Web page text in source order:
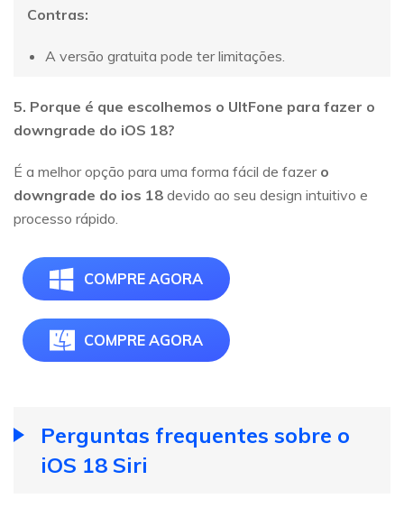
Contras:
A versão gratuita pode ter limitações.
5. Porque é que escolhemos o UltFone para fazer o
downgrade do iOS 18?
É a melhor opção para uma forma fácil de fazer o
downgrade do ios 18 devido ao seu design intuitivo e
processo rápido.
COMPRE AGORA
COMPRE AGORA
Perguntas frequentes sobre o
iOS 18 Siri